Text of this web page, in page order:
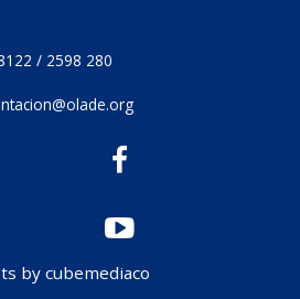
/ 2598 280
by cubemediaco